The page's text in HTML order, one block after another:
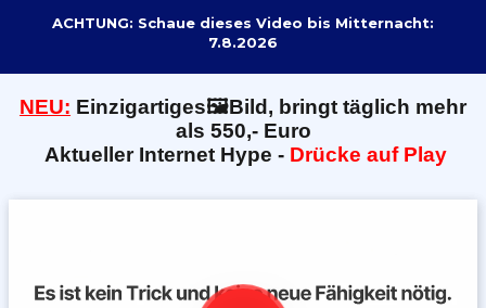
ACHTUNG: Schaue dieses Video bis Mitternacht:
7.8.2026
NEU: Einzigartiges🖼️Bild, bringt täglich mehr
als 550,- Euro
Aktueller Internet Hype - Drücke auf Play